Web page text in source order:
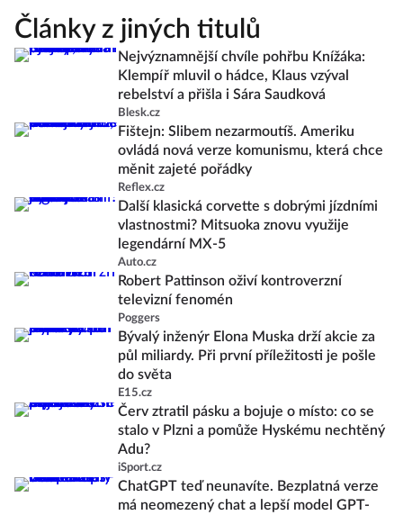
Články z jiných titulů
Nejvýznamnější chvíle pohřbu Knížáka:
Klempíř mluvil o hádce, Klaus vzýval
rebelství a přišla i Sára Saudková
Blesk.cz
Fištejn: Slibem nezarmoutíš. Ameriku
ovládá nová verze komunismu, která chce
měnit zajeté pořádky
Reflex.cz
Další klasická corvette s dobrými jízdními
vlastnostmi? Mitsuoka znovu využije
legendární MX-5
Auto.cz
Robert Pattinson oživí kontroverzní
televizní fenomén
Poggers
Bývalý inženýr Elona Muska drží akcie za
půl miliardy. Při první příležitosti je pošle
do světa
E15.cz
Červ ztratil pásku a bojuje o místo: co se
stalo v Plzni a pomůže Hyskému nechtěný
Adu?
iSport.cz
ChatGPT teď neunavíte. Bezplatná verze
má neomezený chat a lepší model GPT-